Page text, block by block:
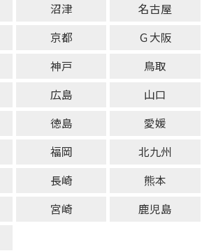
沼津
名古屋
京都
Ｇ大阪
神戸
鳥取
広島
山口
徳島
愛媛
福岡
北九州
長崎
熊本
宮崎
鹿児島